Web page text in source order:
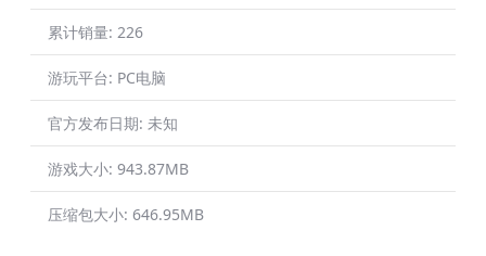
累计销量: 226
游玩平台: PC电脑
官方发布日期: 未知
游戏大小: 943.87MB
压缩包大小: 646.95MB